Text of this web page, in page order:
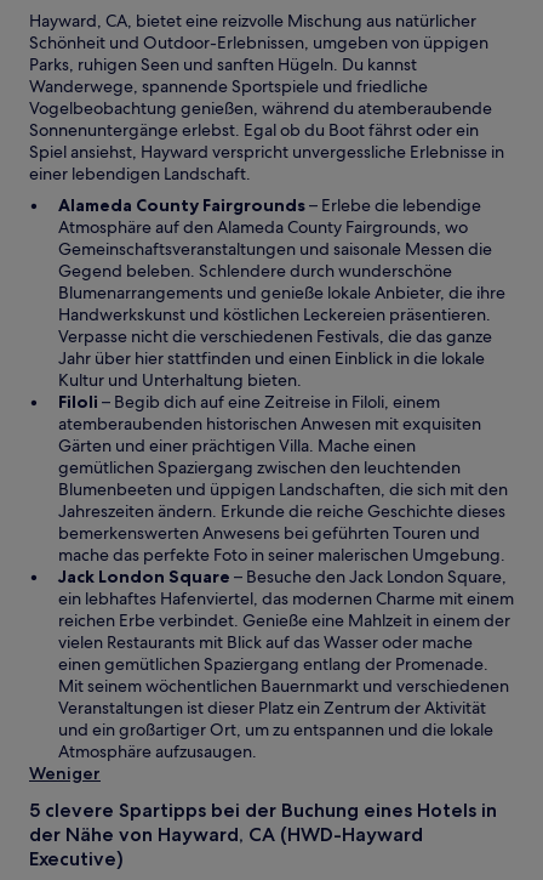
e
t
F
e
n
s
t
e
r
g
e
ö
f
f
n
e
t
Hayward, CA, bietet eine reizvolle Mischung aus natürlicher
Schönheit und Outdoor-Erlebnissen, umgeben von üppigen
Parks, ruhigen Seen und sanften Hügeln. Du kannst
Wanderwege, spannende Sportspiele und friedliche
Vogelbeobachtung genießen, während du atemberaubende
Sonnenuntergänge erlebst. Egal ob du Boot fährst oder ein
Spiel ansiehst, Hayward verspricht unvergessliche Erlebnisse in
einer lebendigen Landschaft.
Alameda County FairgroundsW
i
r
d
i
n
e
i
e
m
n
e
u
e
n
F
e
n
s
t
e
r
g
e
n
e
– Erlebe die lebendige
Atmosphäre auf den Alameda County Fairgrounds, wo
Gemeinschaftsveranstaltungen und saisonale Messen die
Gegend beleben. Schlendere durch wunderschöne
Blumenarrangements und genieße lokale Anbieter, die ihre
Handwerkskunst und köstlichen Leckereien präsentieren.
Verpasse nicht die verschiedenen Festivals, die das ganze
Jahr über hier stattfinden und einen Einblick in die lokale
Kultur und Unterhaltung bieten.
Filoli W
i
r
d
i
n
e
i
n
e
m
n
e
u
e
n
F
e
s
t
e
– Begib dich auf eine Zeitreise in Filoli, einem
atemberaubenden historischen Anwesen mit exquisiten
Gärten und einer prächtigen Villa. Mache einen
gemütlichen Spaziergang zwischen den leuchtenden
Blumenbeeten und üppigen Landschaften, die sich mit den
Jahreszeiten ändern. Erkunde die reiche Geschichte dieses
bemerkenswerten Anwesens bei geführten Touren und
mache das perfekte Foto in seiner malerischen Umgebung.
Jack London Square W
i
r
d
i
n
e
i
n
n
e
– Besuche den Jack London Square,
ein lebhaftes Hafenviertel, das modernen Charme mit einem
reichen Erbe verbindet. Genieße eine Mahlzeit in einem der
vielen Restaurants mit Blick auf das Wasser oder mache
einen gemütlichen Spaziergang entlang der Promenade.
Mit seinem wöchentlichen Bauernmarkt und verschiedenen
Veranstaltungen ist dieser Platz ein Zentrum der Aktivität
und ein großartiger Ort, um zu entspannen und die lokale
Atmosphäre aufzusaugen.
Weniger
5 clevere Spartipps bei der Buchung eines Hotels in
der Nähe von Hayward, CA (HWD-Hayward
Executive)